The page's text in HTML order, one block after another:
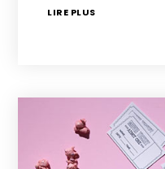
LIRE PLUS